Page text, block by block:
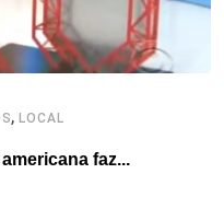
,LOCAL
faz...